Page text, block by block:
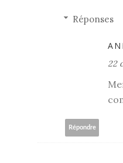
Réponses
22
Répondre